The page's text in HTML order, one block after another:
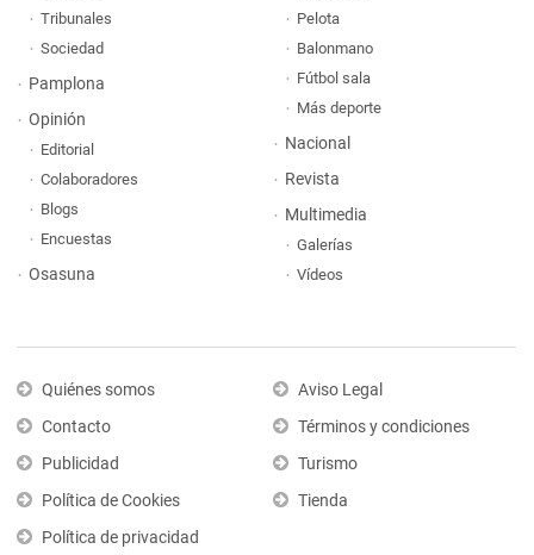
Tribunales
Sociedad
Pamplona
Opinión
Editorial
Colaboradores
Blogs
Encuestas
Osasuna
Pelota
Balonmano
Fútbol sala
Más deporte
Nacional
Revista
Multimedia
Galerías
Vídeos
Quiénes somos
Contacto
Publicidad
Política de Cookies
Política de privacidad
Aviso Legal
Términos y condiciones
Turismo
Tienda